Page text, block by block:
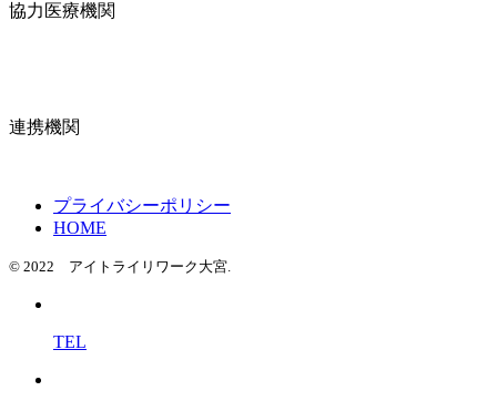
協力医療機関
連携機関
プライバシーポリシー
HOME
© 2022 アイトライリワーク大宮.
TEL